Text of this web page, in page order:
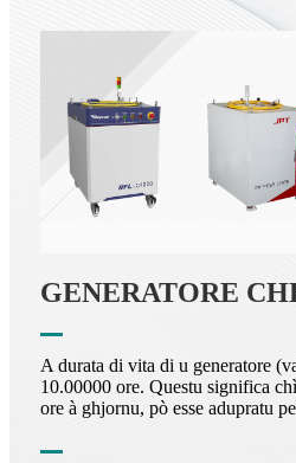
GENERATORE
A durata di vita di u generatore
10.00000 ore. Questu significa
ore à ghjornu, pò esse adupratu